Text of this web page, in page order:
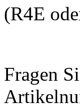
(R4E
Fragen